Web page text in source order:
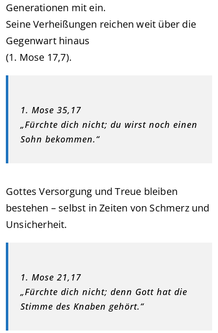
Generationen mit ein.
Seine Verheißungen reichen weit über die
Gegenwart hinaus
(1. Mose 17,7).
1. Mose 35,17
„Fürchte dich nicht; du wirst noch einen
Sohn bekommen.“
Gottes Versorgung und Treue bleiben
bestehen – selbst in Zeiten von Schmerz und
Unsicherheit.
1. Mose 21,17
„Fürchte dich nicht; denn Gott hat die
Stimme des Knaben gehört.“